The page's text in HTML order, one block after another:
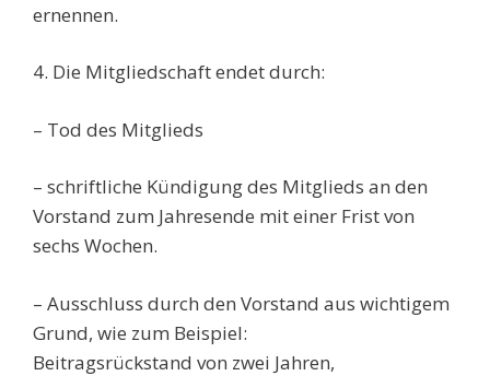
ernennen.
4. Die Mitgliedschaft endet durch:
– Tod des Mitglieds
– schriftliche Kündigung des Mitglieds an den
Vorstand zum Jahresende mit einer Frist von
sechs Wochen.
– Ausschluss durch den Vorstand aus wichtigem
Grund, wie zum Beispiel:
Beitragsrückstand von zwei Jahren,